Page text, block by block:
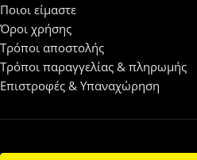
Ποιοι είμαστε
Όροι χρήσης
Τρόποι αποστολής
Τρόποι παραγγελίας & πληρωμής
Επιστροφές & Υπαναχώρηση